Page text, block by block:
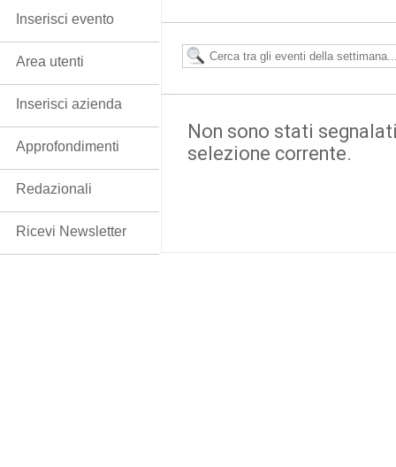
Non sono stati
selezione corrente.
Inserisci evento
Area utenti
Inserisci azienda
Approfondimenti
Redazionali
Ricevi Newsletter